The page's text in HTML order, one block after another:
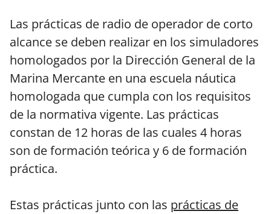
Las prácticas de radio de operador de corto
alcance se deben realizar en los simuladores
homologados por la Dirección General de la
Marina Mercante en una escuela náutica
homologada que cumpla con los requisitos
de la normativa vigente. Las prácticas
constan de 12 horas de las cuales 4 horas
son de formación teórica y 6 de formación
práctica.
Estas prácticas junto con las prácticas de